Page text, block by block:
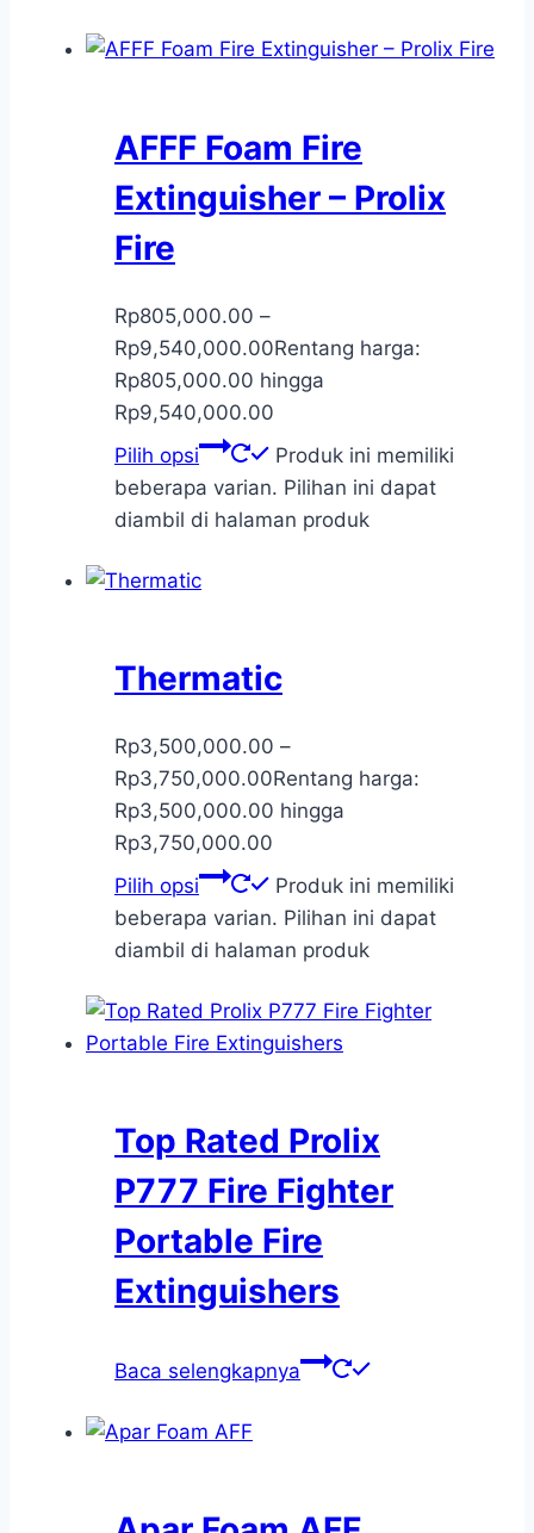
AFFF Foam Fire
Extinguisher – Prolix
Fire
Rp805,000.00 –
Rp9,540,000.00Rentang harga:
Rp805,000.00 hingga
Rp9,540,000.00
Pilih opsi
Produk ini memiliki
beberapa varian. Pilihan ini dapat
diambil di halaman produk
Thermatic
Rp3,500,000.00 –
Rp3,750,000.00Rentang harga:
Rp3,500,000.00 hingga
Rp3,750,000.00
Pilih opsi
Produk ini memiliki
beberapa varian. Pilihan ini dapat
diambil di halaman produk
Top Rated Prolix
P777 Fire Fighter
Portable Fire
Extinguishers
Baca selengkapnya